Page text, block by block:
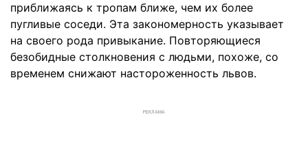
приближаясь к тропам ближе, чем их более
пугливые соседи. Эта закономерность указывает
на своего рода привыкание. Повторяющиеся
безобидные столкновения с людьми, похоже, со
временем снижают настороженность львов.
РЕКЛАМА